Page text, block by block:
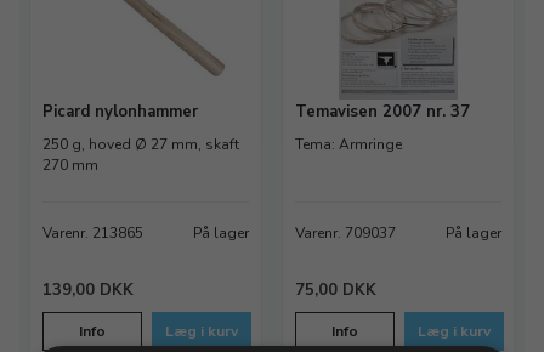
Picard nylonhammer
250 g, hoved Ø 27 mm, skaft
270 mm
Varenr. 213865 På lager
139,00 DKK
Info Læg i kurv
Temavisen 2007 nr. 37
Tema: Armringe
Varenr. 709037 På lager
75,00 DKK
Info Læg i kurv